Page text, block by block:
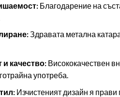
Благодарение на
Здравата метална
качество:Висококачествен
употреба.
Изчистеният дизайн я прави